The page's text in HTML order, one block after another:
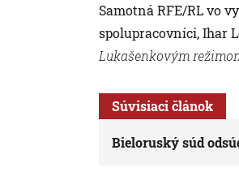
Samotná RFE/RL vo
spolupracovníci, Ihar
Lukašenkovým
Súvisiaci článok
Bieloruský súd